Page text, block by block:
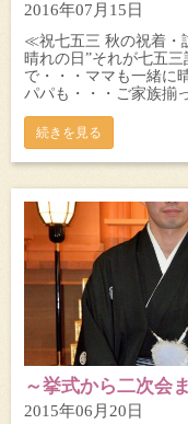
2016年07月15日
≪祝七五三 秋の祝着・
晴れの日”それが七五
で・・・ママも一緒に
パパも・・・ご家族揃
続きを見る
～挙式から二次会
2015年06月20日